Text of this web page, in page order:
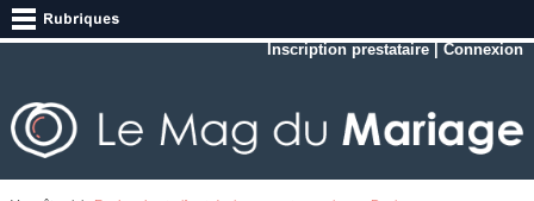
Inscription prestataire |Connexion